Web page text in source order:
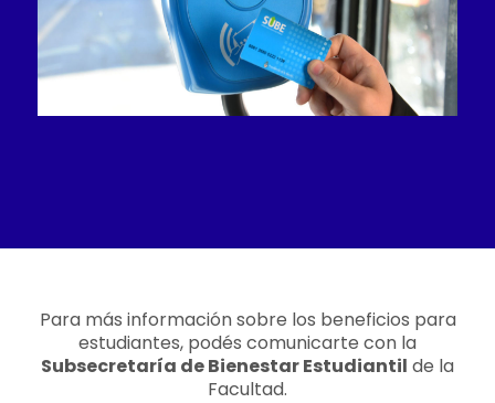
Para más información sobre los beneficios para
estudiantes, podés comunicarte con la
Subsecretaría de Bienestar Estudiantil de la
Facultad.